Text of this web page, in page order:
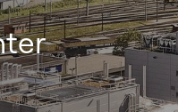
für Roche